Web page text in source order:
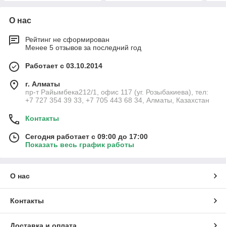
О нас
Рейтинг не сформирован
Менее 5 отзывов за последний год
Работает с 03.10.2014
г. Алматы
пр-т Райымбека212/1, офис 117 (уг. Розыбакиева), тел:
+7 727 354 39 33, +7 705 443 68 34, Алматы, Казахстан
Контакты
Сегодня работает с 09:00 до 17:00
Показать весь график работы
О нас
Контакты